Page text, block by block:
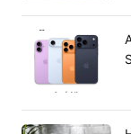
Tại sao
M5 2025
Phiên bản
cho các lập
làm việc cần